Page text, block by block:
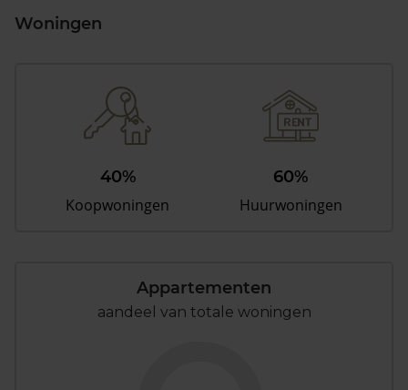
Woningen
40%
Koopwoningen
60%
Huurwoningen
Appartementen
aandeel van totale woningen